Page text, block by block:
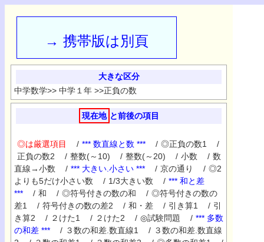
→ 携帯版は別頁
大きな区分
中学数学>> 中学１年 >>正負の数
現在地 と前後の項目
◎は厳選項目 / *** 数直線と数 *** / ◎正負の数1
/
正負の数2
/ 整数(～10) / 整数(～20) / 小数 / 数
直線→小数
/ *** 大きい.小さい *** / 京の通り / ◎2
よりも5だけ小さい数
/ 1/3大きい数 / *** 和と差
***
/ 和 / ◎符号付きの数の和 / ◎符号付きの数の
差1
/ 符号付きの数の差2 / 和・差 / 引き算1 / 引
き算2
/ ２けた1 / ２けた2 / ◎試験問題 / *** 多数
の和差 ***
/ ３数の和差.数直線1 / ３数の和差.数直線